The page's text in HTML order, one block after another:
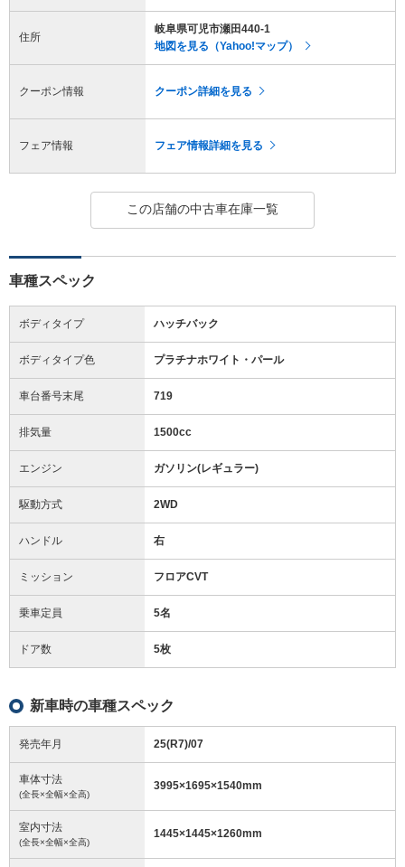
住所
岐阜県可児市瀬田440-1
地図を見る（Yahoo!マップ）
クーポン情報 クーポン詳細を見る
フェア情報 フェア情報詳細を見る
この店舗の中古車在庫一覧
車種スペック
ボディタイプ ハッチバック
ボディタイプ色 プラチナホワイト・パール
車台番号末尾 719
排気量 1500cc
エンジン ガソリン(レギュラー)
駆動方式 2WD
ハンドル 右
ミッション フロアCVT
乗車定員 5名
ドア数 5枚
新車時の車種スペック
発売年月 25(R7)/07
車体寸法
(全長×全幅×全高)
3995×1695×1540mm
室内寸法
(全長×全幅×全高)
1445×1445×1260mm